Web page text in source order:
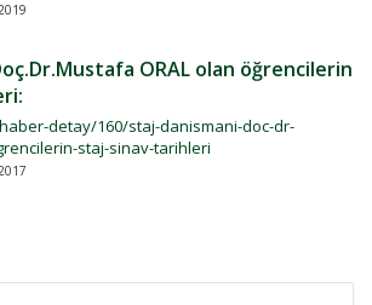
ORAL olan öğrencilerin
detay/160/staj-danismani-doc-dr-
staj-sinav-tarihleri